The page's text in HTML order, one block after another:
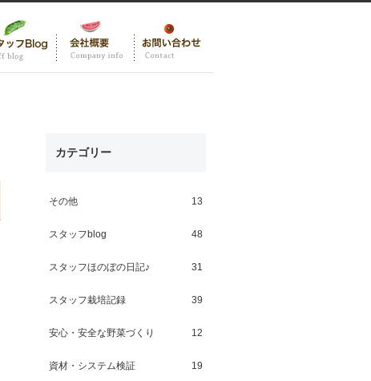
カテゴリー
その他 13
スタッフblog 48
スタッフほのぼの日記♪ 31
スタッフ栽培記録 39
安心・安全な野菜づくり 12
資材・システム検証 19